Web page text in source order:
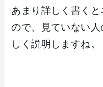
あまり詳しく書く
ので、見ていない
しく説明しますね。